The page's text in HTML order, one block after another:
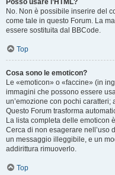
Posso usare l’HTML?
No. Non è possibile inserire del
come tale in questo Forum. La
essere sostituita dal BBCode.
Top
Cosa sono le emoticon?
Le «emoticon» o «faccine» (in
immagini che possono essere
un’emozione con pochi caratteri;
Questo Forum trasforma
La lista completa delle emoticon
Cerca di non esagerare nell’uso
un messaggio illeggibile, e un
addirittura rimuoverlo.
Top